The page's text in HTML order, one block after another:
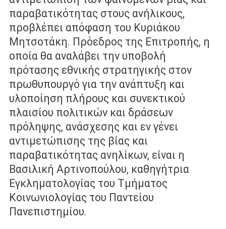
παραβατικότητας στους ανήλικους,
προβλέπει απόφαση του Κυριάκου
Μητσοτάκη. Πρόεδρος της Επιτροπής, η
οποία θα αναλάβει την υποβολή
πρότασης εθνικής στρατηγικής στον
πρωθυπουργό για την ανάπτυξη και
υλοποίηση πλήρους και συνεκτικού
πλαισίου πολιτικών και δράσεων
πρόληψης, ανάσχεσης και εν γένει
αντιμετώπισης της βίας και
παραβατικότητας ανηλίκων, είναι η
Βασιλική Αρτινοπούλου, καθηγήτρια
Εγκληματολογίας του Τµήµατος
Κοινωνιολογίας του Παντείου
Πανεπιστημίου.